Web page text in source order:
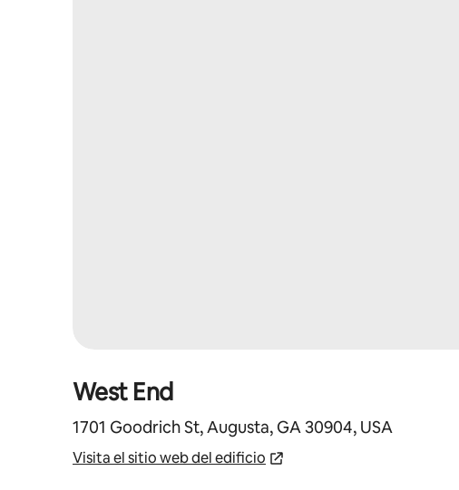
West End
1701 Goodrich St, Augusta, GA 30904, USA
Visita el sitio web del edificio